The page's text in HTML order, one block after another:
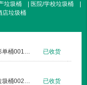
垃圾桶 | 医院/学校垃圾桶 |
垃圾桶
不锈钢方形单桶001定制款 已收货
钢板户外垃圾桶002玫瑰金 已收货